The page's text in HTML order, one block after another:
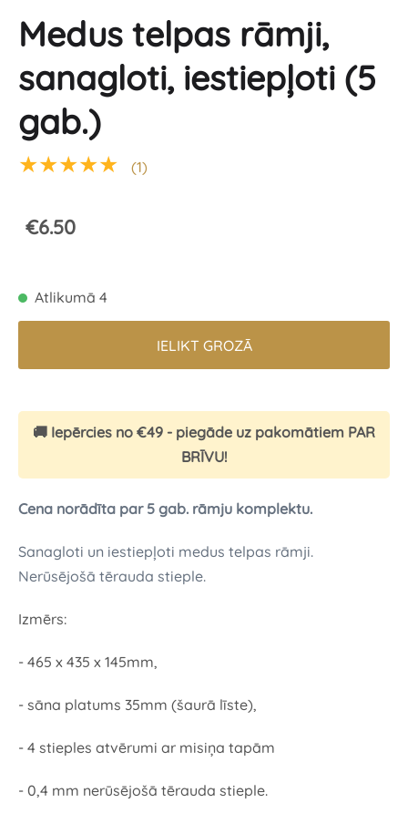
Medus telpas rāmji,
sanagloti, iestiepļoti (5
gab.)
★★★★★ (1)
€6.50
Atlikumā 4
IELIKT GROZĀ
🚚 Iepērcies no €49 - piegāde uz pakomātiem PAR
BRĪVU!
Cena norādīta par 5 gab. rāmju komplektu.
Sanagloti un iestiepļoti medus telpas rāmji.
Nerūsējošā tērauda stieple.
Izmērs:
- 465 x 435 x 145mm,
- sāna platums 35mm (šaurā līste),
- 4 stieples atvērumi ar misiņa tapām
- 0,4 mm nerūsējošā tērauda stieple.